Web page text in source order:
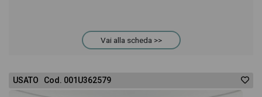
Vai alla scheda >>
USATO Cod. 001U362579